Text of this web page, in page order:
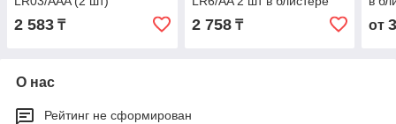
2 583 ₸ 2 758₸ от
О нас
Рейтинг не сформирован